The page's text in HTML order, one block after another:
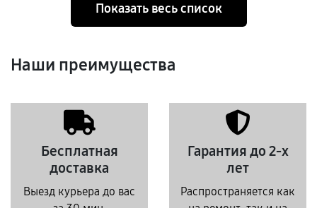
Показать весь список
Наши преимущества
Бесплатная
доставка
Выезд курьера до вас
Гарантия до 2-х
лет
Распространяется как